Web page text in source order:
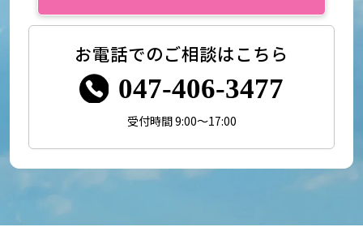
お電話でのご相談はこちら
047-406-3477
受付時間 9:00～17:00